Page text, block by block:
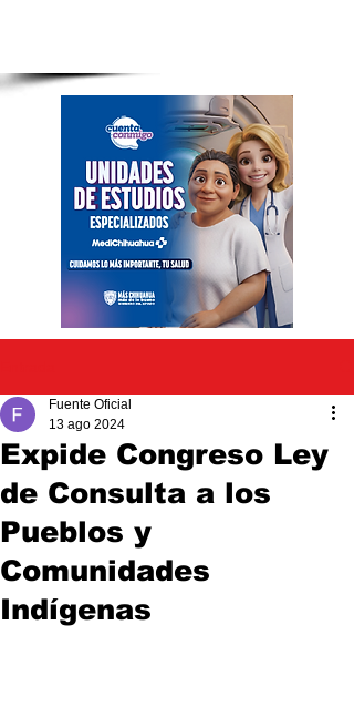
Expide Congreso Ley
de Consulta a los
Pueblos y
Comunidades
Indígenas
Fuente Oficial
13 ago 2024